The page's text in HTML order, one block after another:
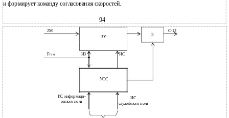
и формирует команду согласования скоростей.
94
2М С-12
ЗУ
FT2М ИЗ ИС
УСС
ИС информаци- ИС
онного поля служебного поля